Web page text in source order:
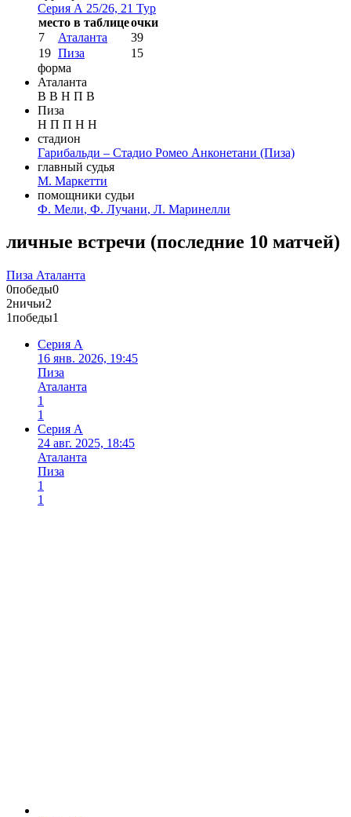
Серия А 25/26, 21 Тур
место в таблицеочки
7
Аталанта
39
19 Пиза
15
форма
Аталанта
В В Н П В
Пиза
Н П П Н Н
стадион
Гарибальди – Стадио Ромео Анконетани (Пиза)
главный судья
М. Маркетти
помощники судьи
Ф. Мели, Ф. Лучани, Л. Маринелли
личные встречи (последние 10 матчей)
Пиза Аталанта
0победы0
2ничьи2
1победы1
Серия А
16 янв. 2026, 19:45
Пиза
Аталанта
1
1
Серия А
24 авг. 2025, 18:45
Аталанта
Пиза
1
1